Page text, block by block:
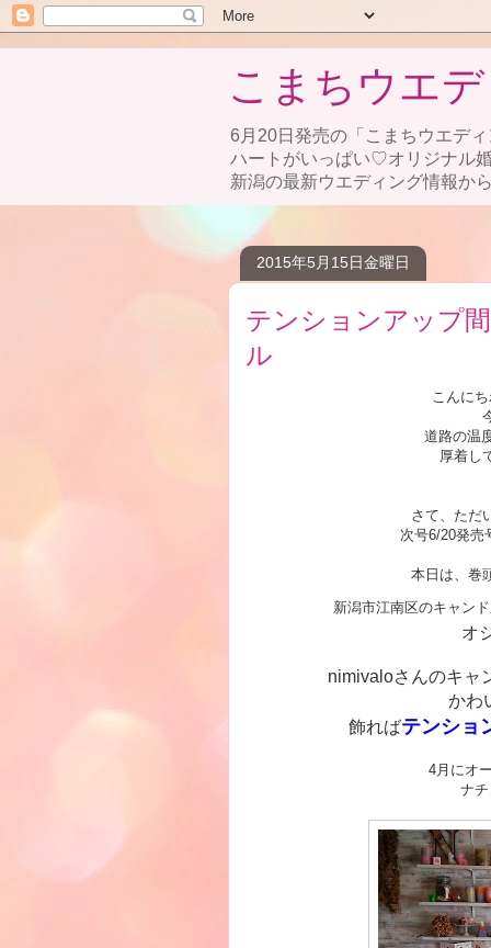
こまちウエ
6月20日発売の「こまちウエデ
ハートがいっぱい♡オリジナル
新潟の最新ウエディング情報か
2015年5月15日金曜日
テンションアップ
ル
こんに
道路の温
厚着し
さて、ただ
次号6/20発売
本日は、巻
新潟市江南区のキャン
オ
nimivaloさんのキャ
かわ
飾ればテンショ
4月にオ
ナ